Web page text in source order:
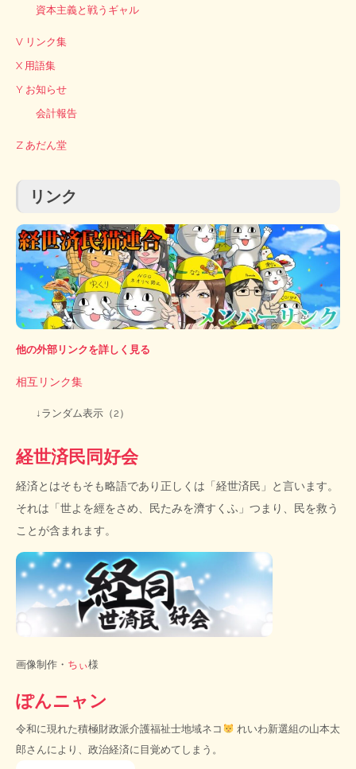
資本主義と戦うギャル
V リンク集
X 用語集
Y お知らせ
会計報告
Z あだん堂
リンク
他の外部リンクを詳しく見る
相互リンク集
↓ランダム表示（2）
経世済民同好会
経済とはそもそも略語であり正しくは「経世済民」と言います。
それは「世よを經をさめ、民たみを濟すくふ」つまり、民を救う
ことが含まれます。
画像制作・ ちぃ様
ぽんニャン
令和に現れた積極財政派介護福祉士地域ネコ
れいわ新選組の山本太
郎さんにより、政治経済に目覚めてしまう。